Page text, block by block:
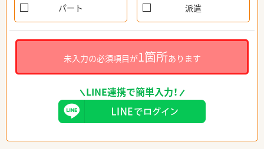
パート 派遣
未入力の必須項目が1箇所あります
LINE連携で簡単入力！